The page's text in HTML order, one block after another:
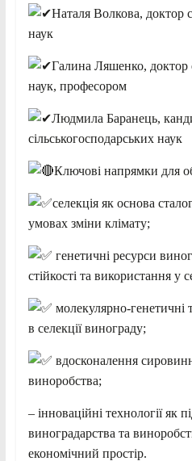
Наталя Волкова, доктор
наук
Галина Ляшенко, доктор
наук, професором
Людмила Баранець,
сільськогосподарських наук
Ключові напрямки для
селекція як основа
умовах зміни клімату;
генетичні ресурси
стійкості та використання у
молекулярно-генетичні
в селекції винограду;
вдосконалення
виноробства;
– інноваційні технології як
виноградарства та
економічний простір.